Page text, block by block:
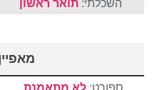
השכלתי:תואר ראשון
ספורט: לא מתאמנת